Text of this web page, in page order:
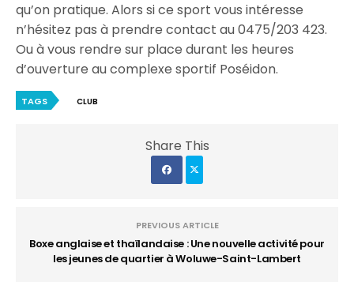
qu’on pratique. Alors si ce sport vous intéresse
n’hésitez pas à prendre contact au 0475/203 423.
Ou à vous rendre sur place durant les heures
d’ouverture au complexe sportif Poséidon.
TAGS CLUB
Share This
PREVIOUS ARTICLE
Boxe anglaise et thaïlandaise : Une nouvelle activité pour
les jeunes de quartier à Woluwe-Saint-Lambert